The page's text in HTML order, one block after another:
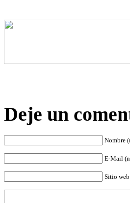
Deje un
Nombre
E-Mail
Sitio web